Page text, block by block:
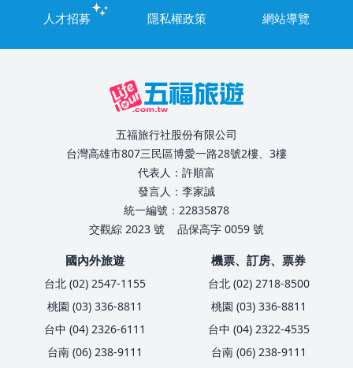
人才招募
隱私權政策 網站導覽
五福旅行社股份有限公司
台灣高雄市807三民區博愛一路28號2樓、3樓
代表人：許順富
發言人：李家誠
統一編號：22835878
交觀綜 2023 號
品保高字 0059 號
國內外旅遊
台北 (02) 2547-1155
桃園 (03) 336-8811
台中 (04) 2326-6111
台南 (06) 238-9111
機票、訂房、票券
台北 (02) 2718-8500
桃園 (03) 336-8811
台中 (04) 2322-4535
台南 (06) 238-9111